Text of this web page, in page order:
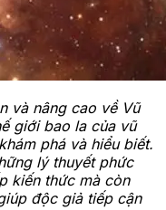
và nâng cao về Vũ
giới bao la của vũ
phá và hiểu biết.
lý thuyết phức
kiến thức mà còn
độc giả tiếp cận